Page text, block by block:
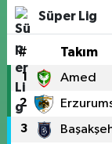
Süper Lig
# Takım
1 Amed
2
3